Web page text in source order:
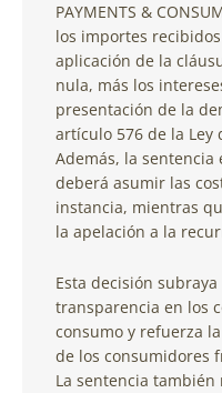
PAYMENTS &
los importes
aplicación de la
nula, más los
presentación de la
artículo 576 de la Ley
Además, la
deberá asumir las
instancia, mientras
la apelación a la
Esta decisión
transparencia en los
consumo y refuerza
de los consumidores
La sentencia